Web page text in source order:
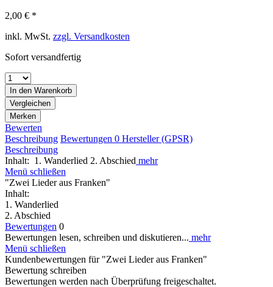
2,00 € *
inkl. MwSt. zzgl. Versandkosten
Sofort versandfertig
In den Warenkorb
Vergleichen
Merken
Bewerten
Beschreibung Bewertungen 0 Hersteller (GPSR)
Beschreibung
Inhalt: 1. Wanderlied 2. Abschied mehr
Menü schließen
"Zwei Lieder aus Franken"
Inhalt:
1. Wanderlied
2. Abschied
Bewertungen 0
Bewertungen lesen, schreiben und diskutieren... mehr
Menü schließen
Kundenbewertungen für "Zwei Lieder aus Franken"
Bewertung schreiben
Bewertungen werden nach Überprüfung freigeschaltet.